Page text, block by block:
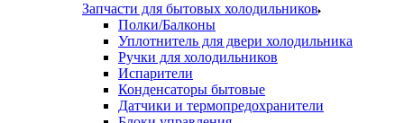
Запчасти для бытовых холодильников
Полки/Балконы
Уплотнитель для двери холодильника
Ручки для холодильников
Испарители
Конденсаторы бытовые
Датчики и термопредохранители